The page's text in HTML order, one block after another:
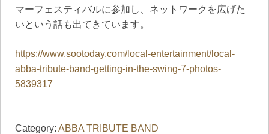
マーフェスティバルに参加し、ネットワークを広げた
いという話も出てきています。
https://www.sootoday.com/local-entertainment/local-
abba-tribute-band-getting-in-the-swing-7-photos-
5839317
Category: ABBA TRIBUTE BAND